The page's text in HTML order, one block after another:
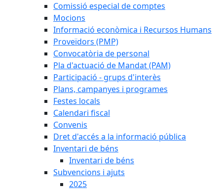
Comissió especial de comptes
Mocions
Informació econòmica i Recursos Humans
Proveïdors (PMP)
Convocatòria de personal
Pla d'actuació de Mandat (PAM)
Participació - grups d'interès
Plans, campanyes i programes
Festes locals
Calendari fiscal
Convenis
Dret d'accés a la informació pública
Inventari de béns
Inventari de béns
Subvencions i ajuts
2025